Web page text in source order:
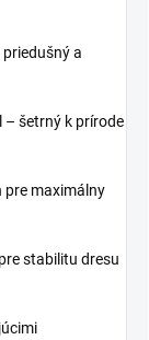
a
šetrný k prírode
pre maximálny
stabilitu dresu